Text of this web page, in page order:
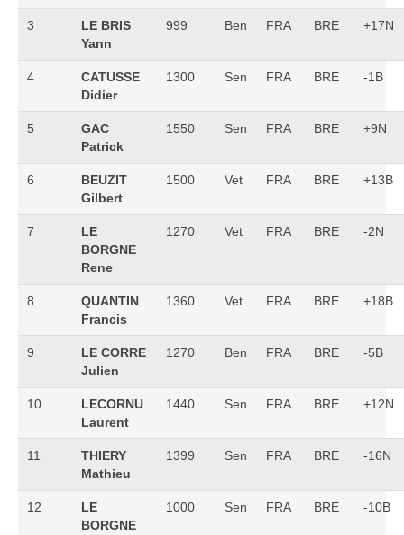
3
LE BRIS
Yann
999 Ben FRA BRE +17N
4
CATUSSE
Didier
1300 Sen FRA BRE -1B
5
GAC
Patrick
1550 Sen FRA BRE +9N
6
BEUZIT
Gilbert
1500 Vet FRA BRE +13B
7
LE
BORGNE
Rene
1270 Vet FRA BRE -2N
8
QUANTIN
Francis
1360 Vet FRA BRE +18B
9
LE CORRE
Julien
1270 Ben FRA BRE -5B
10
LECORNU
Laurent
1440 Sen FRA BRE +12N
11
THIERY
Mathieu
1399 Sen FRA BRE -16N
12
LE
BORGNE
1000 Sen FRA BRE -10B